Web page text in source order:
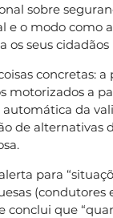
sobre
e o modo como
os seus cidadãos
concretas: a
motorizados a
automática da
de alternativas
para
(condutores
conclui que